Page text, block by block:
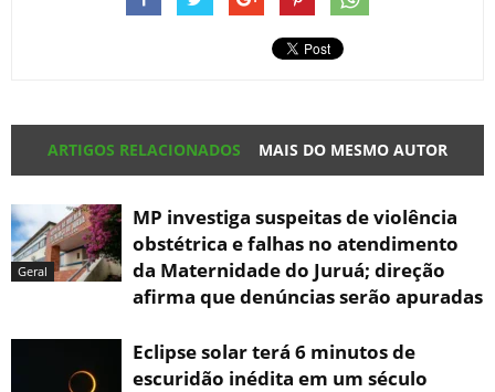
ARTIGOS RELACIONADOS MAIS DO MESMO AUTOR
Geral
MP investiga suspeitas de violência
obstétrica e falhas no atendimento
da Maternidade do Juruá; direção
afirma que denúncias serão apuradas
Eclipse solar terá 6 minutos de
escuridão inédita em um século